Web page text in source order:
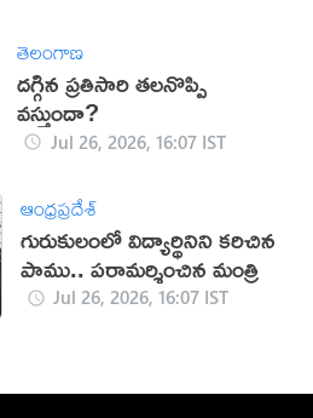
తెలంగాణ
ద‌గ్గిన ప్ర‌తిసారి త‌ల‌నొప్పి
వ‌స్తుందా?
Jul 26, 2026, 16:07 IST
ఆంధ్రప్రదేశ్
గురుకులంలో విద్యార్థినిని కరిచిన
పాము.. పరామర్శించిన మంత్రి
Jul 26, 2026, 16:07 IST